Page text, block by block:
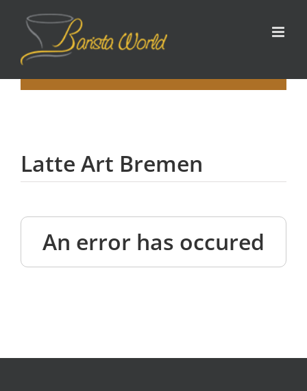
Inhalt
springen
Latte Art Bremen
An error has occured